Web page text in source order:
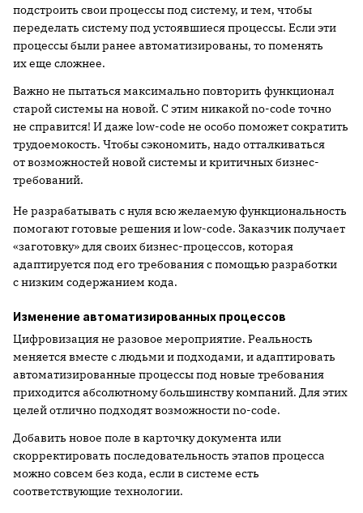
подстроить свои процессы под систему, и тем, чтобы
переделать систему под устоявшиеся процессы. Если эти
процессы были ранее автоматизированы, то поменять
их еще сложнее.
Важно не пытаться максимально повторить функционал
старой системы на новой. С этим никакой no-code точно
не справится! И даже low-code не особо поможет сократить
трудоемокость. Чтобы сэкономить, надо отталкиваться
от возможностей новой системы и критичных бизнес-
требований.
Не разрабатывать с нуля всю желаемую функциональность
помогают готовые решения и low-code. Заказчик получает
«заготовку» для своих бизнес-процессов, которая
адаптируется под его требования с помощью разработки
с низким содержанием кода.
Изменение автоматизированных процессов
Цифровизация не разовое мероприятие. Реальность
меняется вместе с людьми и подходами, и адаптировать
автоматизированные процессы под новые требования
приходится абсолютному большинству компаний. Для этих
целей отлично подходят возможности no-code.
Добавить новое поле в карточку документа или
скорректировать последовательность этапов процесса
можно совсем без кода, если в системе есть
соответствующие технологии.